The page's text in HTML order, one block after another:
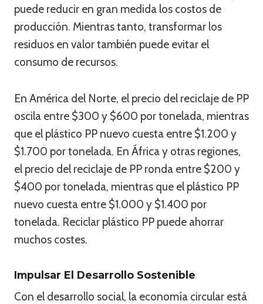
puede reducir en gran medida los costos de
producción. Mientras tanto, transformar los
residuos en valor también puede evitar el
consumo de recursos.
En América del Norte, el precio del reciclaje de PP
oscila entre $300 y $600 por tonelada, mientras
que el plástico PP nuevo cuesta entre $1.200 y
$1.700 por tonelada. En África y otras regiones,
el precio del reciclaje de PP ronda entre $200 y
$400 por tonelada, mientras que el plástico PP
nuevo cuesta entre $1.000 y $1.400 por
tonelada. Reciclar plástico PP puede ahorrar
muchos costes.
Impulsar El Desarrollo Sostenible
Con el desarrollo social, la economía circular está